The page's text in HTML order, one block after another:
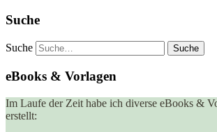
Suche
Suche
eBooks & Vorlagen
Im Laufe der Zeit habe ich diverse eBooks &
erstellt: